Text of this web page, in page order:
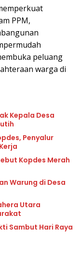
PPM,
peluang
warga di
Kepala Desa
Penyalur
Kopdes Merah
Warung di Desa
Utara
Sambut Hari Raya